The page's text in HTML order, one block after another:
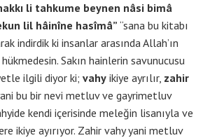
li tahkume beynen nâsi bimâ
lil hâinîne hasîmâ” “sana bu kitabı
indirdik ki insanlar arasında Allah’ın
Sakın hainlerin savunucusu
ilgili diyor ki; vahy ikiye ayrılır, zahir
bu bir nevi metluv ve gayrimetluv
kendi içerisinde meleğin lisanıyla ve
ikiye ayırıyor. Zahir vahy yani metluv